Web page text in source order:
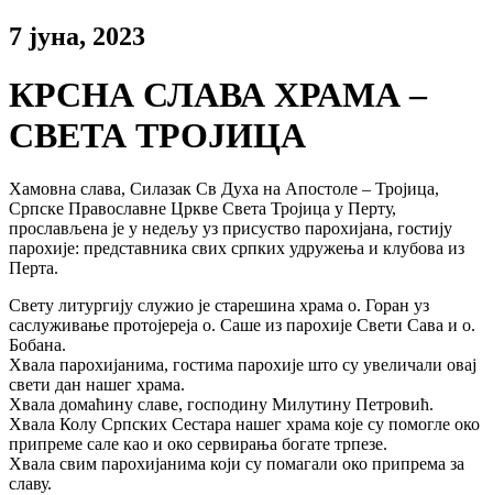
7 јуна, 2023
КРСНА СЛАВА ХРАМА –
СВЕТА ТРОЈИЦА
Хамовна слава, Силазак Св Духа на Апостоле – Тројица,
Српске Православне Цркве Света Тројица у Перту,
прослављена је у недељу уз присуство парохијана, гостију
парохије: представника свих српких удружења и клубова из
Перта.
Свету литургију служио је старешина храма о. Горан уз
саслуживање протојереја о. Саше из парохије Свети Сава и о.
Бобана.
Хвала парохијанима, гостима парохије што су увеличали овај
свети дан нашег храма.
Хвала домаћину славе, господину Милутину Петровић.
Хвала Колу Српских Сестара нашег храма које су помогле око
припреме сале као и око сервирања богате трпезе.
Хвала свим парохијанима који су помагали око припрема за
славу.